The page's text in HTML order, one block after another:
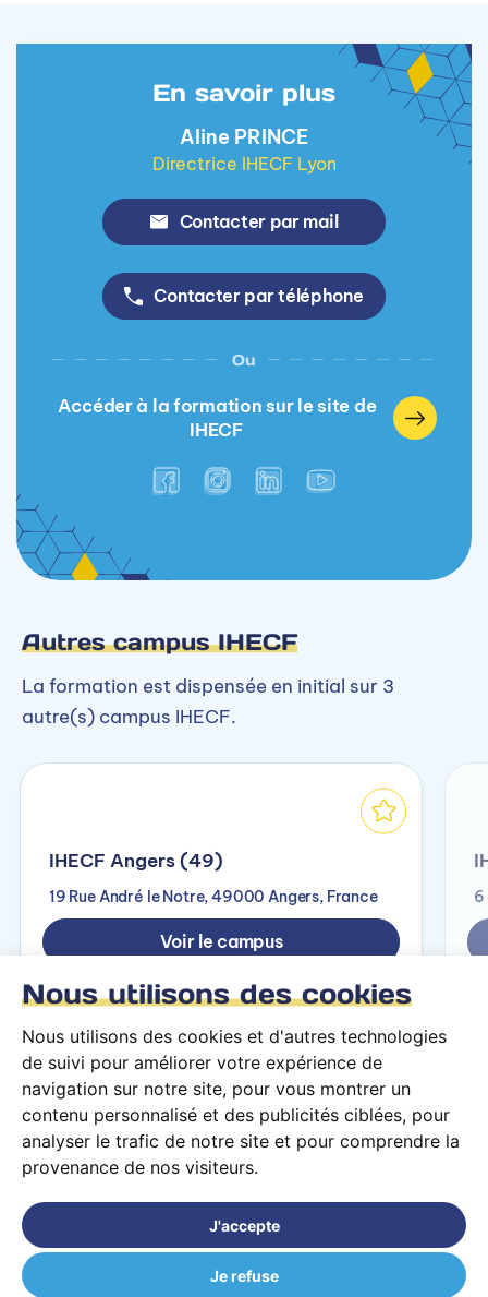
Nous utilisons des cookies
Nous utilisons des cookies et d'autres technologies
de suivi pour améliorer votre expérience de
navigation sur notre site, pour vous montrer un
contenu personnalisé et des publicités ciblées, pour
analyser le trafic de notre site et pour comprendre la
provenance de nos visiteurs.
J'accepte
Je refuse
En savoir plus
Aline PRINCE
Directrice IHECF Lyon
Contacter par mail
Contacter par téléphone
Ou
Accéder à la formation sur le site de
IHECF
Autres campus IHECF
La formation est dispensée en initial sur 3
autre(s) campus IHECF.
IHECF Angers (49)
19 Rue André le Notre, 49000 Angers, France
Voir le campus
6
Conditions générales d’utilisation
© 2026 PARCOURS Privé tous droits réservés